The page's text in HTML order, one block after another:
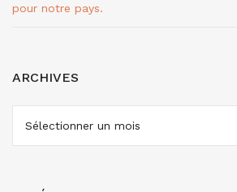
pour notre pays.
ARCHIVES
ARCHIVES